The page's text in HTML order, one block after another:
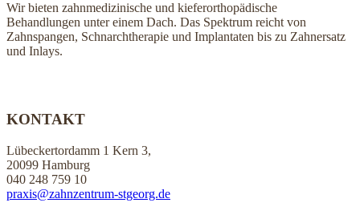
Wir bieten zahnmedizinische und kieferorthopädische
Behandlungen unter einem Dach. Das Spektrum reicht von
Zahnspangen, Schnarchtherapie und Implantaten bis zu Zahnersatz
und Inlays.
KONTAKT
Lübeckertordamm 1 Kern 3,
20099 Hamburg
040 248 759 10
praxis@zahnzentrum-stgeorg.de